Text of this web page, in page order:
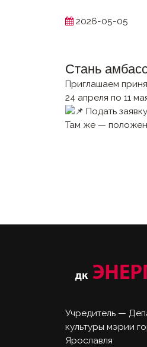
2026-05-05
Стань
Приглашаем
24 апреля по 11
Подать
Там же —
Учредитель —
культуры мэрии
Ярославля